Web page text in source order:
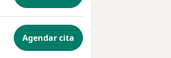
Agendar cita